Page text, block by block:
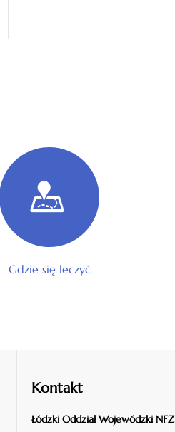
Gdzie się leczyć
Kontakt
Łódzki Oddział Wojewódzki NFZ